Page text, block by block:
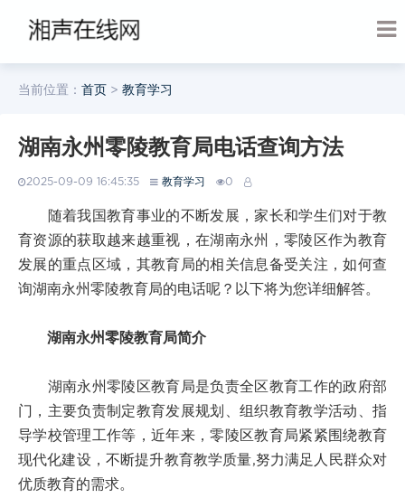
当前位置： 首页 > 教育学习
湖南永州零陵教育局电话查询方法
2025-09-09 16:45:35 教育学习 0
随着我国教育事业的不断发展，家长和学生们对于教
育资源的获取越来越重视，在湖南永州，零陵区作为教育
发展的重点区域，其教育局的相关信息备受关注，如何查
询湖南永州零陵教育局的电话呢？以下将为您详细解答。
湖南永州零陵教育局简介
湖南永州零陵区教育局是负责全区教育工作的政府部
门，主要负责制定教育发展规划、组织教育教学活动、指
导学校管理工作等，近年来，零陵区教育局紧紧围绕教育
现代化建设，不断提升教育教学质量,努力满足人民群众对
优质教育的需求。